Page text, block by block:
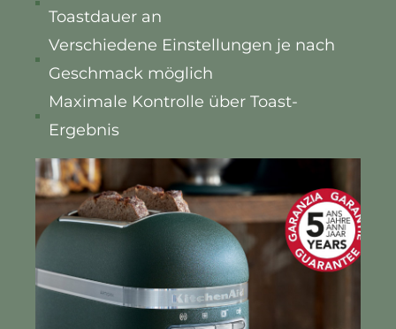
Toastdauer an
Verschiedene Einstellungen je nach
Geschmack möglich
Maximale Kontrolle über Toast-
Ergebnis